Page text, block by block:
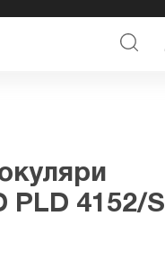
PLD 4152/S